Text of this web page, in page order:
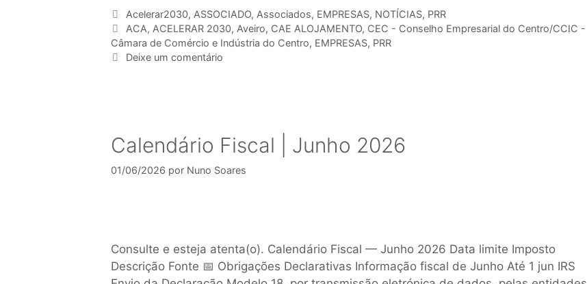
Acelerar2030, ASSOCIADO, Associados, EMPRESAS, NOTÍCIAS, PRR
ACA, ACELERAR 2030, Aveiro, CAE ALOJAMENTO, CEC - Conselho Empresarial do Centro/CCIC -
Câmara de Comércio e Indústria do Centro, EMPRESAS, PRR
Deixe um comentário
Calendário Fiscal | Junho 2026
01/06/2026 por Nuno Soares
Consulte e esteja atenta(o). Calendário Fiscal — Junho 2026 Data limite Imposto
Descrição Fonte 📅 Obrigações Declarativas Informação fiscal de Junho Até 1 jun IRS